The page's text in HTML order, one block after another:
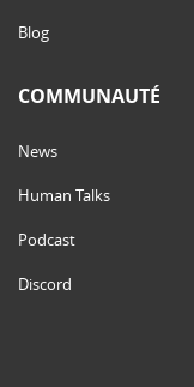
Blog
COMMUNAUTÉ
News
Human Talks
Podcast
Discord